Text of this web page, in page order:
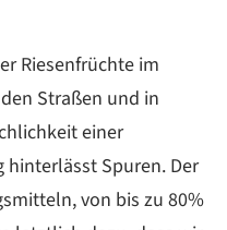
Riesenfrüchte im
Straßen und in
einer
hinterlässt Spuren. Der
von bis zu 80%